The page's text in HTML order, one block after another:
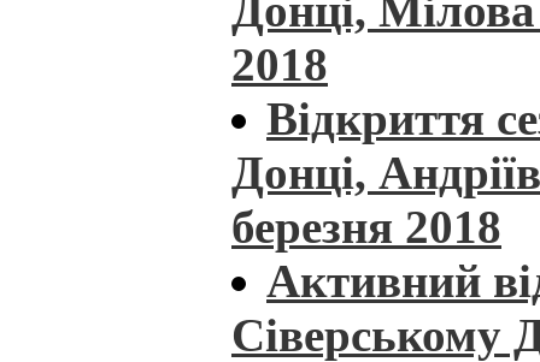
2018
Відкриття
Донці,
березня 2018
Активний
Сіверському